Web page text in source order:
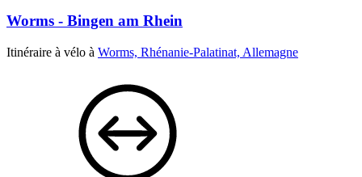
Worms - Bingen am Rhein
Itinéraire à vélo à Worms, Rhénanie-Palatinat, Allemagne